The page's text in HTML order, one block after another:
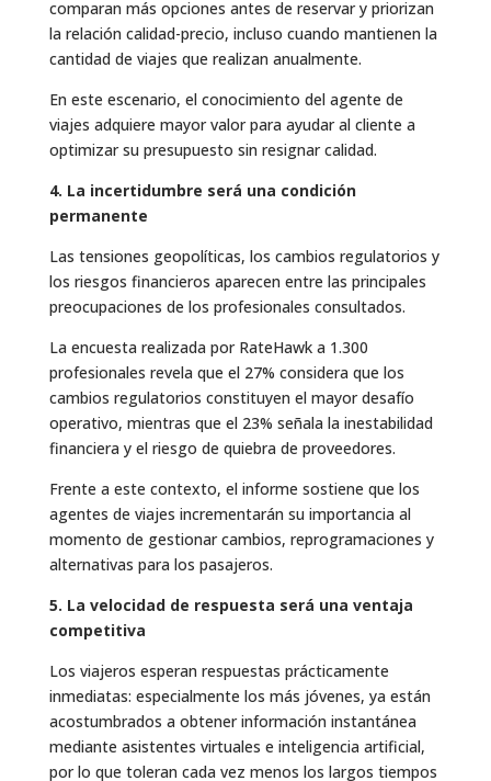
comparan más opciones antes de reservar y priorizan
la relación calidad-precio, incluso cuando mantienen la
cantidad de viajes que realizan anualmente.
En este escenario, el conocimiento del agente de
viajes adquiere mayor valor para ayudar al cliente a
optimizar su presupuesto sin resignar calidad.
4. La incertidumbre será una condición
permanente
Las tensiones geopolíticas, los cambios regulatorios y
los riesgos financieros aparecen entre las principales
preocupaciones de los profesionales consultados.
La encuesta realizada por RateHawk a 1.300
profesionales revela que el 27% considera que los
cambios regulatorios constituyen el mayor desafío
operativo, mientras que el 23% señala la inestabilidad
financiera y el riesgo de quiebra de proveedores.
Frente a este contexto, el informe sostiene que los
agentes de viajes incrementarán su importancia al
momento de gestionar cambios, reprogramaciones y
alternativas para los pasajeros.
5. La velocidad de respuesta será una ventaja
competitiva
Los viajeros esperan respuestas prácticamente
inmediatas: especialmente los más jóvenes, ya están
acostumbrados a obtener información instantánea
mediante asistentes virtuales e inteligencia artificial,
por lo que toleran cada vez menos los largos tiempos